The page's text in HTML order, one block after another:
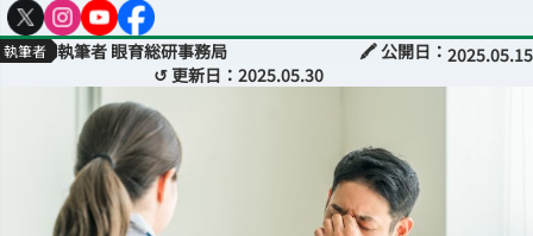
執筆者 眼育総研事務局 🖍 公開日： 2025.05.15
↺ 更新日： 2025.05.30